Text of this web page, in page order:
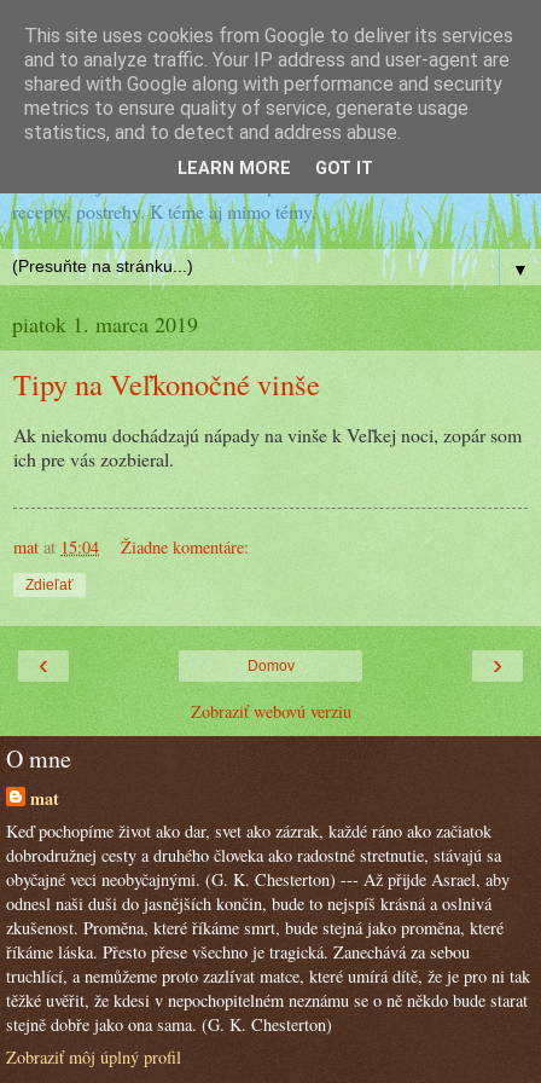
Drobné postrehy záhradkára
amatéra
recepty, postrehy. K téme aj mimo témy.
▼
piatok 1. marca 2019
Tipy na Veľkonočné vinše
Ak niekomu dochádzajú nápady na vinše k Veľkej noci, zopár som
ich pre vás zozbieral.
mat at 15:04 Žiadne komentáre:
Zdieľať
‹ ›
Domov
Zobraziť webovú verziu
O mne
mat
Keď pochopíme život ako dar, svet ako zázrak, každé ráno ako začiatok
dobrodružnej cesty a druhého človeka ako radostné stretnutie, stávajú sa
obyčajné veci neobyčajnými. (G. K. Chesterton) --- Až přijde Asrael, aby
odnesl naši duši do jasnějších končin, bude to nejspíš krásná a oslnivá
zkušenost. Proměna, které říkáme smrt, bude stejná jako proměna, které
říkáme láska. Přesto přese všechno je tragická. Zanechává za sebou
truchlící, a nemůžeme proto zazlívat matce, které umírá dítě, že je pro ni tak
těžké uvěřit, že kdesi v nepochopitelném neznámu se o ně někdo bude starat
stejně dobře jako ona sama. (G. K. Chesterton)
Zobraziť môj úplný profil
This site uses cookies from Google to deliver its services
and to analyze traffic. Your IP address and user-agent are
shared with Google along with performance and security
metrics to ensure quality of service, generate usage
statistics, and to detect and address abuse.
LEARN MORE GOT IT